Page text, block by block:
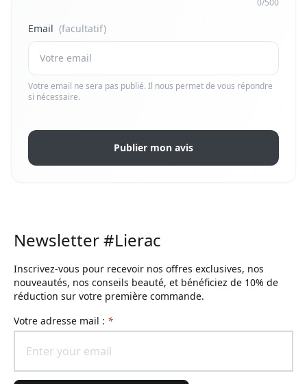
0/500
Email (facultatif)
Votre email ne sera pas publié. Il nous permet de vous répondre
si nécessaire.
Publier mon avis
Newsletter #Lierac
Inscrivez-vous pour recevoir nos offres exclusives, nos
nouveautés, nos conseils beauté, et bénéficiez de 10% de
réduction sur votre première commande.
Votre adresse mail : *